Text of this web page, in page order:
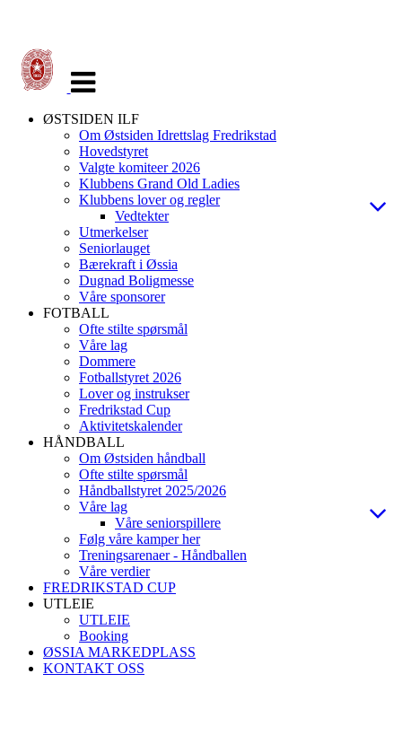
navigasjon
ØSTSIDEN ILF
Om Østsiden Idrettslag Fredrikstad
Hovedstyret
Valgte komiteer 2026
Klubbens Grand Old Ladies
Klubbens lover og regler
Vedtekter
Utmerkelser
Seniorlauget
Bærekraft i Øssia
Dugnad Boligmesse
Våre sponsorer
FOTBALL
Ofte stilte spørsmål
Våre lag
Dommere
Fotballstyret 2026
Lover og instrukser
Fredrikstad Cup
Aktivitetskalender
HÅNDBALL
Om Østsiden håndball
Ofte stilte spørsmål
Håndballstyret 2025/2026
Våre lag
Våre seniorspillere
Følg våre kamper her
Treningsarenaer - Håndballen
Våre verdier
FREDRIKSTAD CUP
UTLEIE
UTLEIE
Booking
ØSSIA MARKEDPLASS
KONTAKT OSS